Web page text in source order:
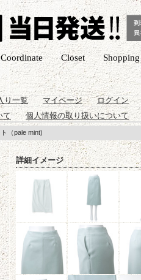
Shopping
Closet
Coordinate
り一覧
マイページ ログイン
て
個人情報の取り扱いについて
（pale mint)
詳細イメージ